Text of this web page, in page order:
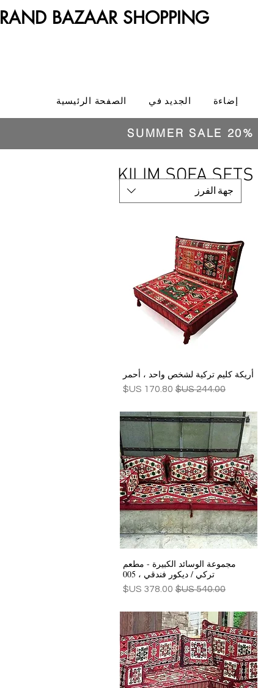
BAZAAR SHOPPING
الصفحة الرئيسية الجديد في إضاءة
SUMMER SALE
KILIM SOFA SETS
جهة الفرز
العرض السريع
أريكة كليم تركية لشخص واحد ، أحمر
سعر عادي سعر البيع
العرض السريع
مجموعة الوسائد الكبيرة - مطعم
تركي / ديكور فندقي ، 005
سعر عادي سعر البيع